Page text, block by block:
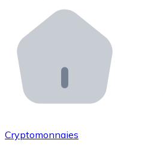
Distributeurs automatiques
Intégrez un ATM Bitnovo
API Bitnovo
Intégrez notre API dans votre
Rejoignez notre réseau de
Cryptomonnaies